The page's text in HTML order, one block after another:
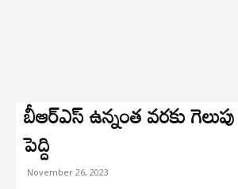
బీఆర్ఎస్ ఉన్నంత వరకు
పెద్ది
November 26, 2023